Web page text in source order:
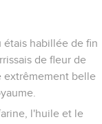
étais habillée de fin
de fleur de
extrêmement belle
l'huile et le